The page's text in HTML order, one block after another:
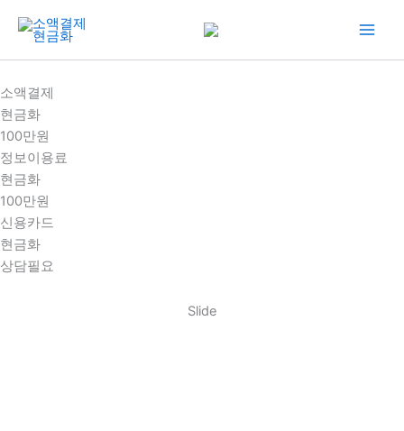
건
너
뛰
기
소액결제
현금화
100만원
정보이용료
현금화
100만원
신용카드
현금화
상담필요
Slide